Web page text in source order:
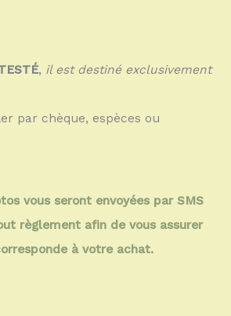
, il est destiné exclusivement
par chèque, espèces ou
vous seront envoyées par SMS
règlement afin de vous assurer
à votre achat.